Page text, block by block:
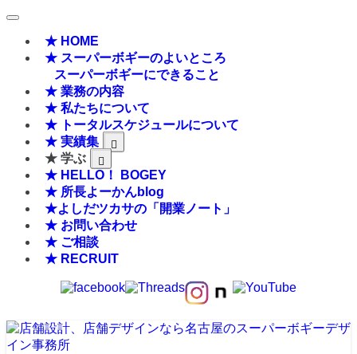
★ HOME
★ スーパーボギーのよいところ
スーパーボギーにできること
★ 業務の内容
★ 私たちについて
★ トータルスケジュールについて
★ 実績集
★ 学ぶ
★ HELLO！ BOGEY
★ 所長よーかんblog
★よしだツカサの「開業ノート」
★ お問い合わせ
★ ご相談
★ RECRUIT